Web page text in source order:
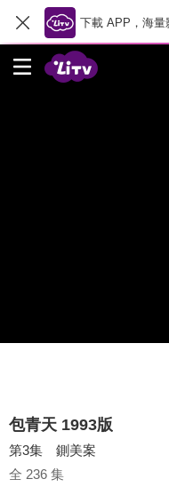
下載 APP，海量
包青天 1993版
第3集 鍘美案
全 236 集